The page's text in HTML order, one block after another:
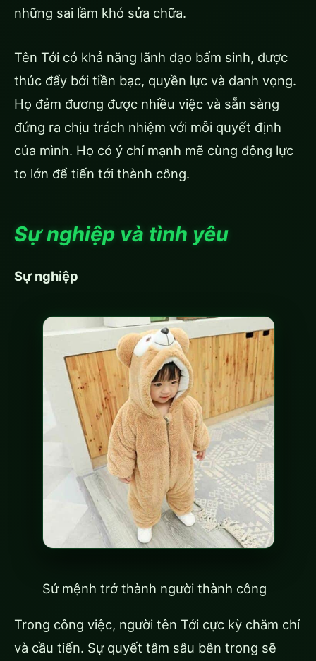
những sai lầm khó sửa chữa.
Tên Tới có khả năng lãnh đạo bẩm sinh, được
thúc đẩy bởi tiền bạc, quyền lực và danh vọng.
Họ đảm đương được nhiều việc và sẵn sàng
đứng ra chịu trách nhiệm với mỗi quyết định
của mình. Họ có ý chí mạnh mẽ cùng động lực
to lớn để tiến tới thành công.
Sự nghiệp và tình yêu
Sự nghiệp
Sứ mệnh trở thành người thành công
Trong công việc, người tên Tới cực kỳ chăm chỉ
và cầu tiến. Sự quyết tâm sâu bên trong sẽ